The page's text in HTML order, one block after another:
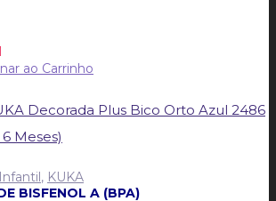
ao Carrinho
Decorada Plus Bico Orto Azul 2486
Meses)
Infantil, KUKA
BISFENOL A (BPA)